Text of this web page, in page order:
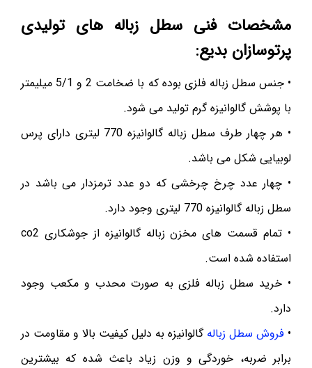
مشخصات فنی سطل زباله های تولیدی
پرتوسازان بدیع:
• جنس سطل زباله فلزی بوده که با ضخامت 2 و 5/1 میلیمتر
با پوشش گالوانیزه گرم تولید می شود.
• هر چهار طرف سطل زباله گالوانیزه 770 لیتری دارای پرس
لوبیایی شکل می باشد.
• چهار عدد چرخ چرخشی که دو عدد ترمزدار می باشد در
سطل زباله گالوانیزه 770 لیتری وجود دارد.
• تمام قسمت های مخزن زباله گالوانیزه از جوشکاری co2
استفاده شده است.
• خرید سطل زباله فلزی به صورت محدب و مکعب وجود
دارد.
• فروش سطل زباله گالوانیزه به دلیل کیفیت بالا و مقاومت در
برابر ضربه، خوردگی و وزن زیاد باعث شده که بیشترین